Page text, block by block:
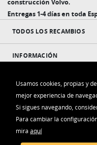
Usamos cookies, propias y
mejor experiencia de
Si sigues navegando,
Para cambiar la
mira aquí
construcción Volvo.
Entregas 1-4 días en toda
TODOS LOS RECAMBIOS
INFORMACIÓN
POLÍTICAS Y CONDICIONES